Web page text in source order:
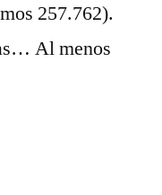
257.762).
Al menos